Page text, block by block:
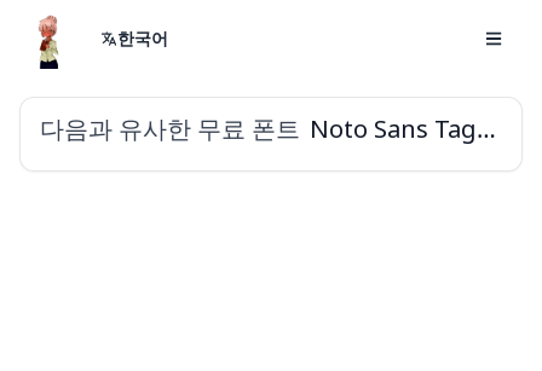
한국어
다음과 유사한 무료 폰트 Noto Sans Tagalog